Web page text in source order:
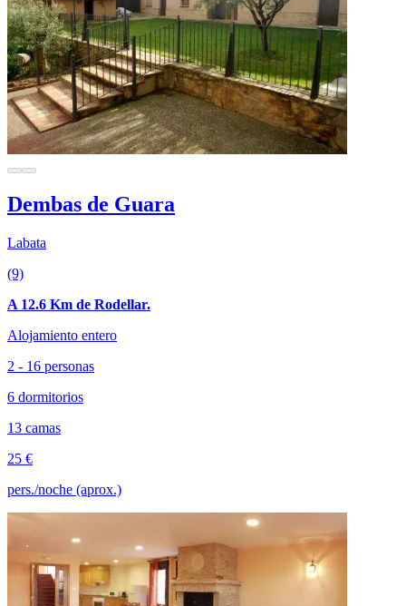
Dembas de Guara
Labata
(9)
A 12.6 Km de Rodellar.
Alojamiento entero
2 - 16 personas
6 dormitorios
13 camas
25 €
pers./noche (aprox.)